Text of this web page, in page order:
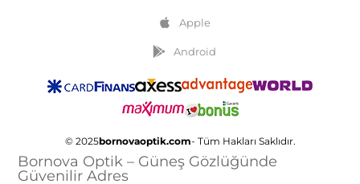
Apple
Android
© 2025bornovaoptik.com- Tüm Hakları Saklıdır.
Bornova Optik – Güneş Gözlüğünde
Güvenilir Adres